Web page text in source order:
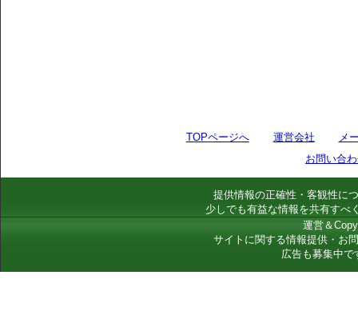
TOPページへ 運営会社
メ
お問い合
提供情報の正確性・客観性に
少しでも有益な情報を共有すべ
運営＆
サイトに関する情報提供・お
広告も募集中で